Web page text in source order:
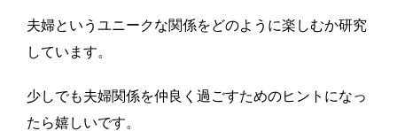
夫婦というユニークな関係をどのように楽しむか研究
しています。
少しでも夫婦関係を仲良く過ごすためのヒントになっ
たら嬉しいです。